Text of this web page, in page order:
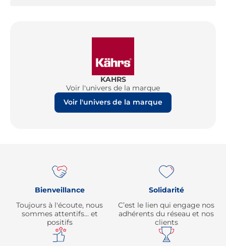
KAHRS
Voir l'univers de la marque
Voir l'univers de la marque
Bienveillance
Toujours à l'écoute, nous
sommes attentifs… et
positifs
Solidarité
C’est le lien qui engage nos
adhérents du réseau et nos
clients